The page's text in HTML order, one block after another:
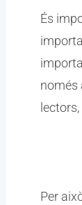
És
només
Per